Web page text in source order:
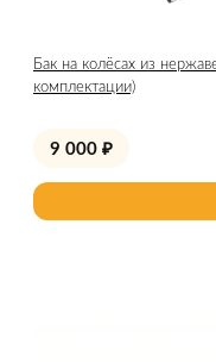
Бак на колёсах из
комплектации)
9 000 ₽